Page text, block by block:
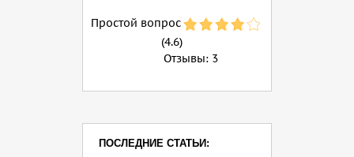
Простой вопрос
(4.6)
Отзывы: 3
ПОСЛЕДНИЕ СТАТЬИ: